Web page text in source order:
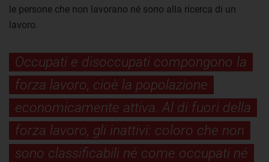
le persone che non lavorano né sono alla ricerca di un
lavoro.
Occupati e disoccupati compongono la
forza lavoro, cioè la popolazione
economicamente attiva. Al di fuori della
forza lavoro, gli inattivi: coloro che non
sono classificabili né come occupati né